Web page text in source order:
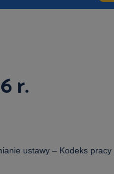
r.
ustawy – Kodeks pracy